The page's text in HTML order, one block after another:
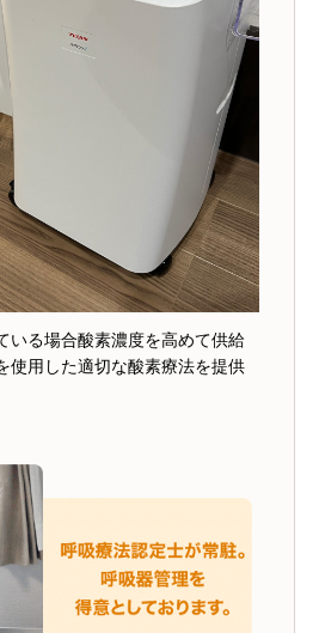
いる場合酸素濃度を高めて供給
使用した適切な酸素療法を提供